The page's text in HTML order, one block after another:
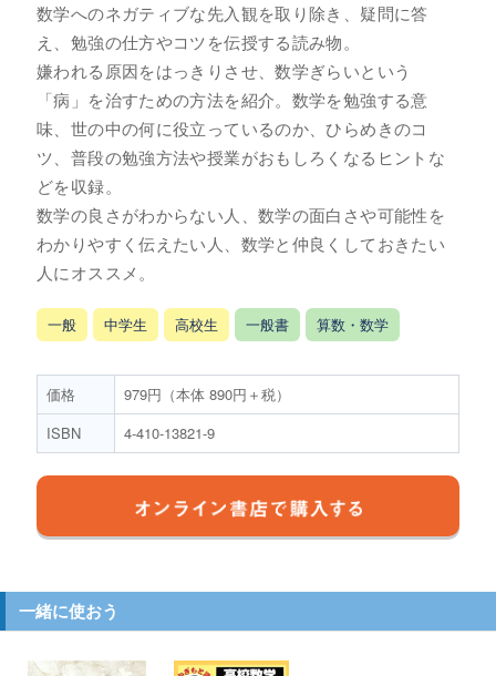
数学へのネガティブな先入観を取り除き、疑問に答
え、勉強の仕方やコツを伝授する読み物。
嫌われる原因をはっきりさせ、数学ぎらいという
「病」を治すための方法を紹介。数学を勉強する意
味、世の中の何に役立っているのか、ひらめきのコ
ツ、普段の勉強方法や授業がおもしろくなるヒントな
どを収録。
数学の良さがわからない人、数学の面白さや可能性を
わかりやすく伝えたい人、数学と仲良くしておきたい
人にオススメ。
一般 中学生 高校生 一般書 算数・数学
価格
979円（本体 890円＋税）
ISBN
4-410-13821-9
一緒に使おう